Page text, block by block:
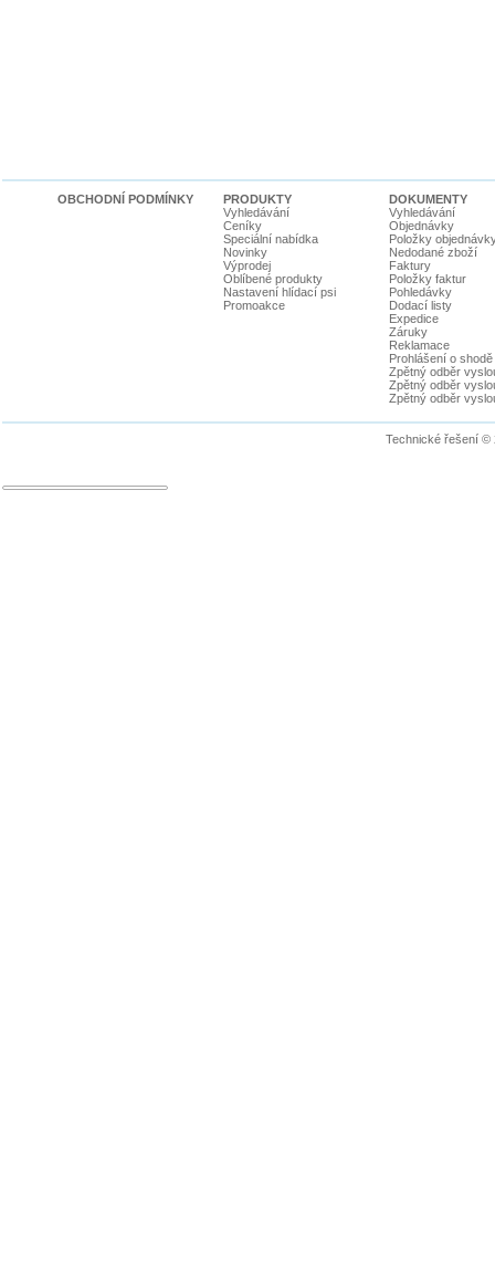
OBCHODNÍ PODMÍNKY
PRODUKTY
Vyhledávání
Ceníky
Speciální nabídka
Novinky
Výprodej
Oblíbené produkty
Nastavení hlídací psi
Promoakce
DOKUMENTY
Vyhledávání
Objednávky
Položky
Nedodané zboží
Faktury
Položky faktur
Pohledávky
Dodací listy
Expedice
Záruky
Reklamace
Prohlášení o shodě
Zpětný odběr
Zpětný odběr
Zpětný odběr
Technické řešení ©